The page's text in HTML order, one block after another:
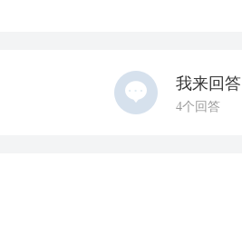
我来回答
4个回答